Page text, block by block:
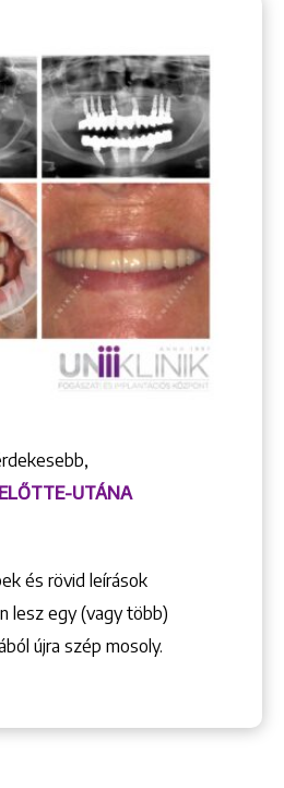
ELŐTTE-UTÁNA
és rövid leírások
lesz egy (vagy több)
újra szép mosoly.